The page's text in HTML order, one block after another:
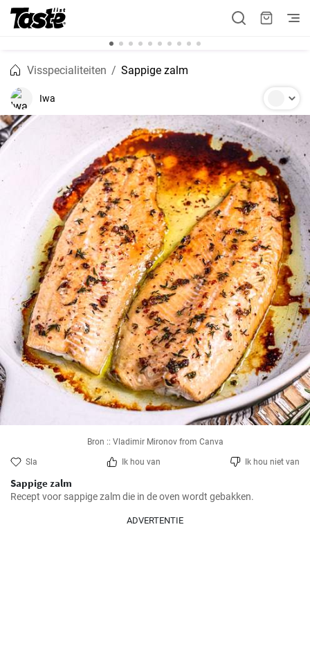
Visspecialiteiten Sappige zalm
Iwa
Bron :: Vladimir Mironov from Canva
Sla Ik hou van Ik hou niet van
Sappige zalm
Recept voor sappige zalm die in de oven wordt gebakken.
ADVERTENTIE